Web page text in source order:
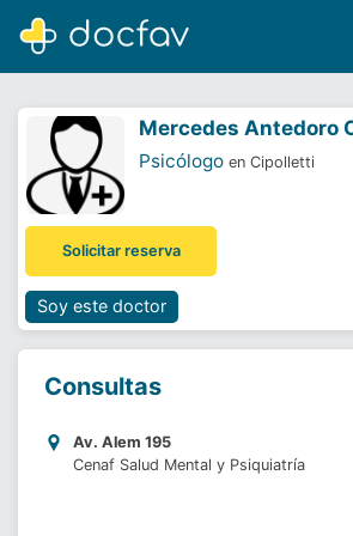
Software para
¿Eres un doctor?
Mercedes Antedoro
Psicólogo en Cipolletti
Solicitar reserva
Soy este doctor
Consultas
Av. Alem 195
Cenaf Salud Mental y Psiquiatría